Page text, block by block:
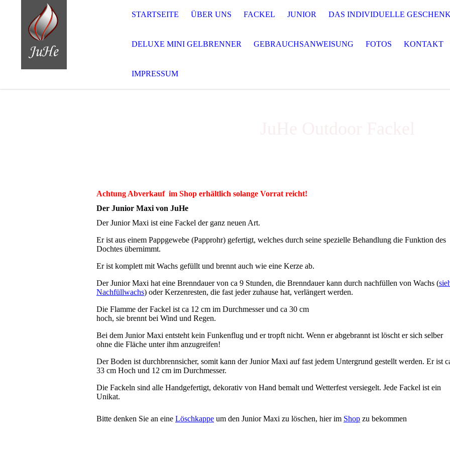
STARTSEITE ÜBER UNS FACKEL JUNIOR DAS INDIVIDUELLE
DELUXE MINI GELBRENNER GEBRAUCHSANWEISUNG FOTOS KONTAKT
IMPRESSUM
Achtung Abverkauf im Shop erhältlich solange Vorrat reicht!
Der Junior Maxi von JuHe
Der Junior Maxi ist eine Fackel der ganz neuen Art.
Er ist aus einem Pappgewebe (Papprohr) gefertigt, welches durch seine spezielle Behandlung die Funktion des
Dochtes übernimmt.
Er ist komplett mit Wachs gefüllt und brennt auch wie eine Kerze ab.
Der Junior Maxi hat eine Brenndauer von ca 9 Stunden, die Brenndauer kann durch nachfüllen von Wachs (
Nachfüllwachs) oder Kerzenresten, die fast jeder zuhause hat, verlängert werden.
Die Flamme der Fackel ist ca 12 cm im Durchmesser und ca 30 cm
hoch, sie brennt bei Wind und Regen.
Bei dem Junior Maxi entsteht kein Funkenflug und er tropft nicht. Wenn er abgebrannt ist löscht er sich selber
ohne die Fläche unter ihm anzugreifen!
Der Boden ist durchbrennsicher, somit kann der Junior Maxi auf fast jedem Untergrund gestellt werden. Er ist
33 cm Hoch und 12 cm im Durchmesser.
Die Fackeln sind alle Handgefertigt, dekorativ von Hand bemalt und Wetterfest versiegelt. Jede Fackel ist ein
Unikat.
Bitte denken Sie an eine Löschkappe um den Junior Maxi zu löschen, hier im Shop zu bekommen